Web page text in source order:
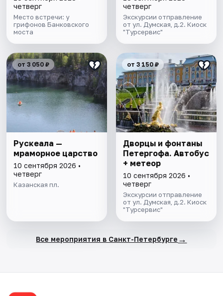
четверг
Место встречи: у
грифонов Банковского
моста
четверг
Экскурсии отправление
от ул. Думская, д.2. Киоск
"Турсервис"
от 3 050 ₽
Рускеала —
мраморное царство
10 сентября 2026 •
четверг
Казанская пл.
от 3 150 ₽
Дворцы и фонтаны
Петергофа. Автобус
+ метеор
10 сентября 2026 •
четверг
Экскурсии отправление
от ул. Думская, д.2. Киоск
"Турсервис"
Все мероприятия в Санкт-Петербурге →